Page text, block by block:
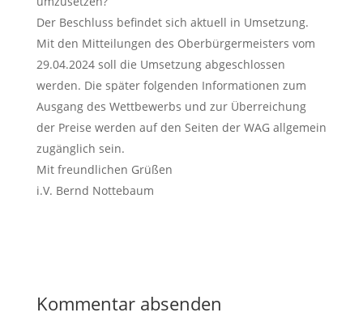
Der Beschluss befindet sich aktuell in Umsetzung.
Mit den Mitteilungen des Oberbürgermeisters vom
29.04.2024 soll die Umsetzung abgeschlossen
werden. Die später folgenden Informationen zum
Ausgang des Wettbewerbs und zur Überreichung
der Preise werden auf den Seiten der WAG allgemein
zugänglich sein.
Mit freundlichen Grüßen
i.V. Bernd Nottebaum
Kommentar absenden